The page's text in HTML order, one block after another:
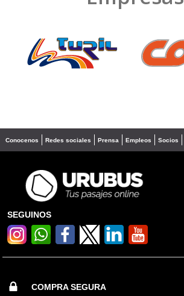
❮
Conocenos Redes sociales Prensa Empleos Socios
SEGUINOS
COMPRA SEGURA